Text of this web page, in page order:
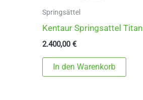
Springsättel
Kentaur Springsattel Titan
2.400,00€
In den Warenkorb